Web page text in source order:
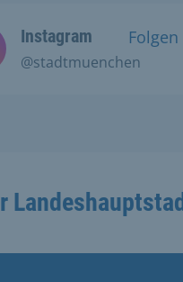
Instagram
@stadtmuenchen
Folgen